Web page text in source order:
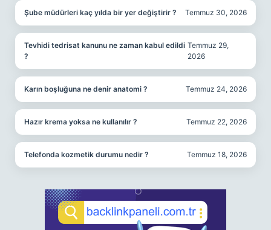
Şube müdürleri kaç yılda bir yer değiştirir ? Temmuz 30, 2026
Tevhidi tedrisat kanunu ne zaman kabul edildi
?
Temmuz 29,
2026
Karın boşluğuna ne denir anatomi ? Temmuz 24, 2026
Hazır krema yoksa ne kullanılır ? Temmuz 22, 2026
Telefonda kozmetik durumu nedir ? Temmuz 18, 2026